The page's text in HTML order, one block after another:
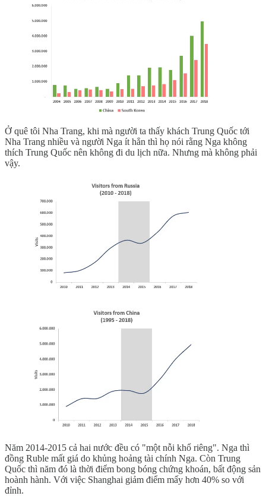
Ở quê tôi Nha Trang, khi mà người ta thấy khách Trung Quốc tới
Nha Trang nhiều và người Nga ít hẳn thì họ nói rằng Nga không
thích Trung Quốc nên không đi du lịch nữa. Nhưng mà không phải
vậy.
Năm 2014-2015 cả hai nước đều có "một nỗi khổ riêng". Nga thì
đồng Ruble mất giá do khủng hoảng tài chính Nga. Còn Trung
Quốc thì năm đó là thời điểm bong bóng chứng khoán, bất động sản
hoành hành. Với việc Shanghai giảm điểm mấy hơn 40% so với
đỉnh.